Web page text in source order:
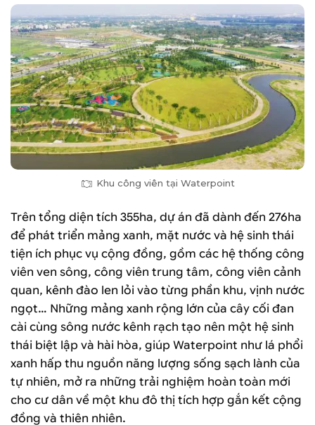
Khu công viên tại Waterpoint
Trên tổng diện tích 355ha, dự án đã dành đến 276ha
để phát triển mảng xanh, mặt nước và hệ sinh thái
tiện ích phục vụ cộng đồng, gồm các hệ thống công
viên ven sông, công viên trung tâm, công viên cảnh
quan, kênh đào len lỏi vào từng phần khu, vịnh nước
ngọt… Những mảng xanh rộng lớn của cây cối đan
cài cùng sông nước kênh rạch tạo nên một hệ sinh
thái biệt lập và hài hòa, giúp Waterpoint như lá phổi
xanh hấp thu nguồn năng lượng sống sạch lành của
tự nhiên, mở ra những trải nghiệm hoàn toàn mới
cho cư dân về một khu đô thị tích hợp gắn kết cộng
đồng và thiên nhiên.